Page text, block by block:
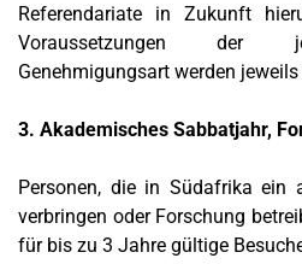
Referendariate in Zukunft
Voraussetzungen der
Genehmigungsart werden
3. Akademisches Sabbatjahr,
Personen, die in Südafrika ein
verbringen oder Forschung
für bis zu 3 Jahre gültige